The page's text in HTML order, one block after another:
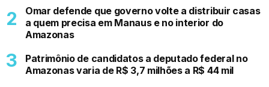
Omar defende que governo volte a distribuir casas
a quem precisa em Manaus e no interior do
Amazonas
Patrimônio de candidatos a deputado federal no
Amazonas varia de R$ 3,7 milhões a R$ 44 mil